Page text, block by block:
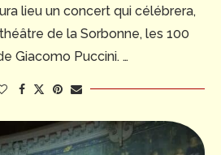
lieu un concert qui célébrera,
de la Sorbonne, les 100
Giacomo Puccini. …